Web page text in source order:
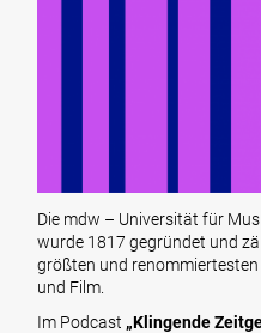
Die mdw – Universität für
wurde 1817 gegründet und
größten und
und Film.
Im Podcast „Klingende